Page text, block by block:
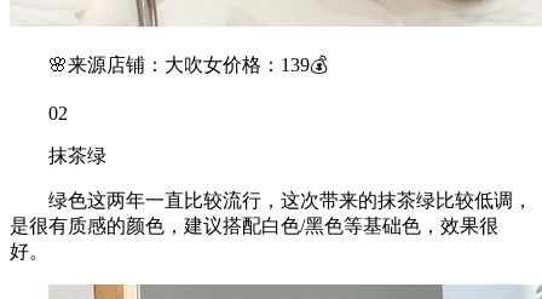
🌸来源店铺：大吹女价格：139💰
02
抹茶绿
绿色这两年一直比较流行，这次带来的抹茶绿比较低调，
是很有质感的颜色，建议搭配白色/黑色等基础色，效果很
好。